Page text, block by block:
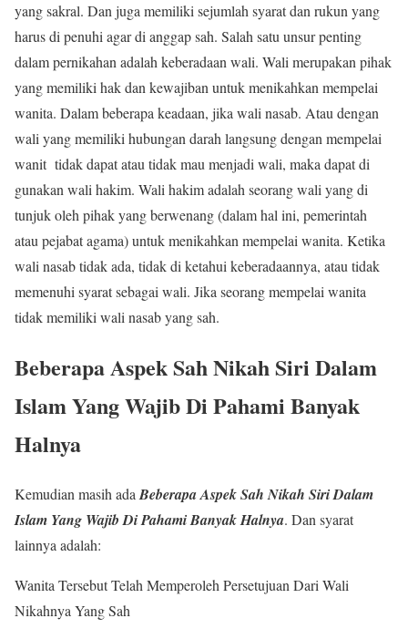
yang sakral. Dan juga memiliki sejumlah syarat dan rukun yang
harus di penuhi agar di anggap sah. Salah satu unsur penting
dalam pernikahan adalah keberadaan wali. Wali merupakan pihak
yang memiliki hak dan kewajiban untuk menikahkan mempelai
wanita. Dalam beberapa keadaan, jika wali nasab. Atau dengan
wali yang memiliki hubungan darah langsung dengan mempelai
wanit tidak dapat atau tidak mau menjadi wali, maka dapat di
gunakan wali hakim. Wali hakim adalah seorang wali yang di
tunjuk oleh pihak yang berwenang (dalam hal ini, pemerintah
atau pejabat agama) untuk menikahkan mempelai wanita. Ketika
wali nasab tidak ada, tidak di ketahui keberadaannya, atau tidak
memenuhi syarat sebagai wali. Jika seorang mempelai wanita
tidak memiliki wali nasab yang sah.
Beberapa Aspek Sah Nikah Siri Dalam
Islam Yang Wajib Di Pahami Banyak
Halnya
Kemudian masih ada Beberapa Aspek Sah Nikah Siri Dalam
Islam Yang Wajib Di Pahami Banyak Halnya. Dan syarat
lainnya adalah:
Wanita Tersebut Telah Memperoleh Persetujuan Dari Wali
Nikahnya Yang Sah